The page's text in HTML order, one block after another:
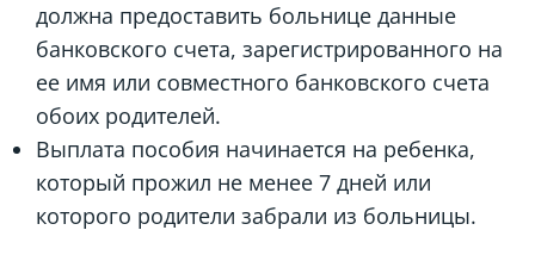
должна предоставить больнице данные
банковского счета, зарегистрированного на
ее имя или совместного банковского счета
обоих родителей.
Выплата пособия начинается на ребенка,
который прожил не менее 7 дней или
которого родители забрали из больницы.